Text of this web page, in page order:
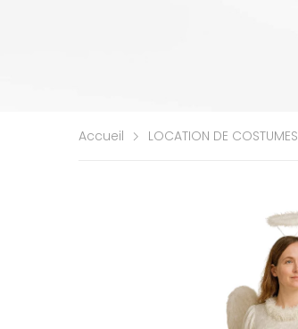
Accueil LOCATION DE COSTUMES